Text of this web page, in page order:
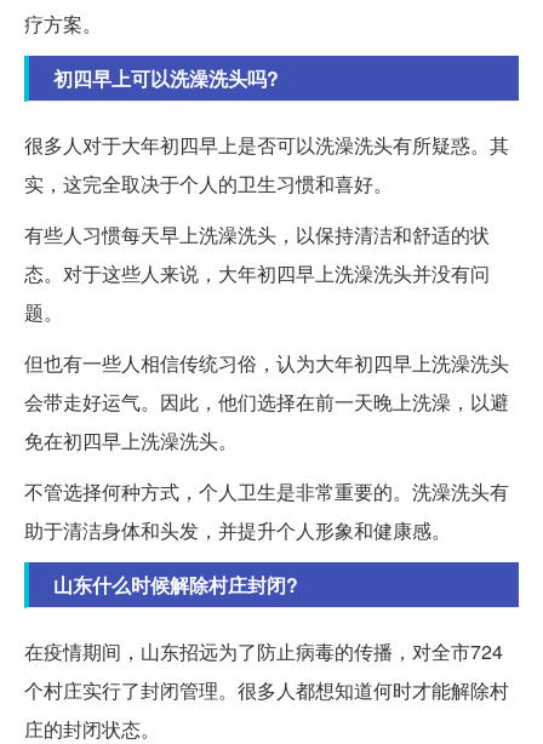
疗方案。
初四早上可以洗澡洗头吗?
很多人对于大年初四早上是否可以洗澡洗头有所疑惑。其
实，这完全取决于个人的卫生习惯和喜好。
有些人习惯每天早上洗澡洗头，以保持清洁和舒适的状
态。对于这些人来说，大年初四早上洗澡洗头并没有问
题。
但也有一些人相信传统习俗，认为大年初四早上洗澡洗头
会带走好运气。因此，他们选择在前一天晚上洗澡，以避
免在初四早上洗澡洗头。
不管选择何种方式，个人卫生是非常重要的。洗澡洗头有
助于清洁身体和头发，并提升个人形象和健康感。
山东什么时候解除村庄封闭?
在疫情期间，山东招远为了防止病毒的传播，对全市724
个村庄实行了封闭管理。很多人都想知道何时才能解除村
庄的封闭状态。